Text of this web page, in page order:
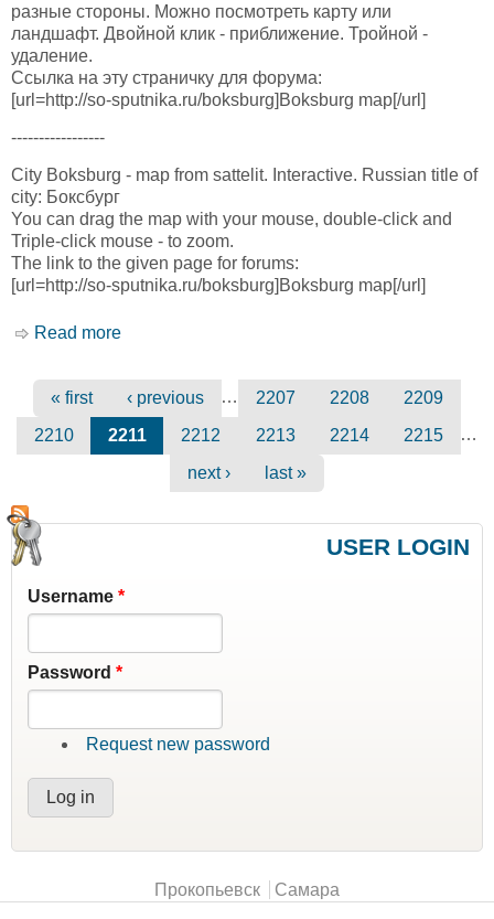
разные стороны. Можно посмотреть карту или
ландшафт. Двойной клик - приближение. Тройной -
удаление.
Ссылка на эту страничку для форума:
[url=http://so-sputnika.ru/boksburg]Boksburg map[/url]
-----------------
City Boksburg - map from sattelit. Interactive. Russian title of
city: Боксбург
You can drag the map with your mouse, double-click and
Triple-click mouse - to zoom.
The link to the given page for forums:
[url=http://so-sputnika.ru/boksburg]Boksburg map[/url]
Read more
Pages
« first ‹ previous … 2207 2208
2209
2210
2211 2212 2213 2214 2215 …
next › last »
USER LOGIN
Username*
Password*
Request new password
Прокопьевск Самара